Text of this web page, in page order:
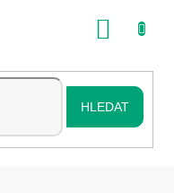
HLEDAT